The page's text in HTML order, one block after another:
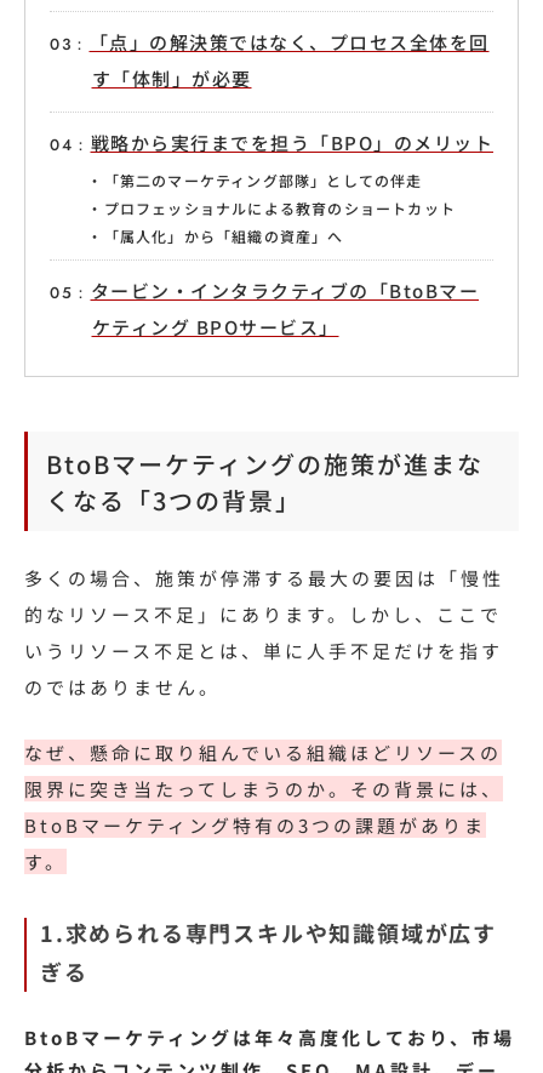
「点」の解決策ではなく、プロセス全体を回
す「体制」が必要
戦略から実行までを担う「BPO」のメリット
「第二のマーケティング部隊」としての伴走
プロフェッショナルによる教育のショートカット
「属人化」から「組織の資産」へ
タービン・インタラクティブの「BtoBマー
ケティング BPOサービス」
BtoBマーケティングの施策が進まな
くなる「3つの背景」
多くの場合、施策が停滞する最大の要因は「慢性
的なリソース不足」にあります。しかし、ここで
いうリソース不足とは、単に人手不足だけを指す
のではありません。
なぜ、懸命に取り組んでいる組織ほどリソースの
限界に突き当たってしまうのか。その背景には、
BtoBマーケティング特有の3つの課題がありま
す。
1.求められる専門スキルや知識領域が広す
ぎる
BtoBマーケティングは年々高度化しており、市場